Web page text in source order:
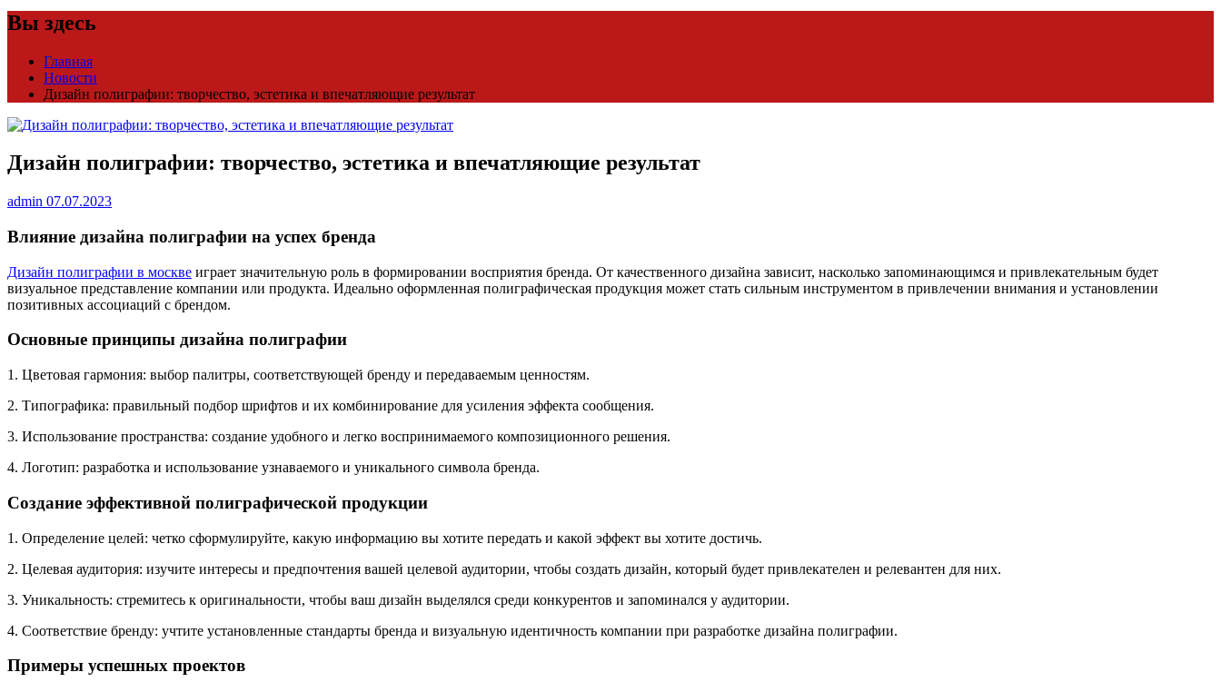
Вы здесь
Главная
Новости
Дизайн полиграфии: творчество, эстетика и впечатляющие результат
Дизайн полиграфии: творчество, эстетика и впечатляющие результат
admin 07.07.2023
Влияние дизайна полиграфии на успех бренда
Дизайн полиграфии в москве играет значительную роль в формировании восприятия бренда. От качественного дизайна зависит, насколько запоминающимся и привлекательным будет
визуальное представление компании или продукта. Идеально оформленная полиграфическая продукция может стать сильным инструментом в привлечении внимания и установлении
позитивных ассоциаций с брендом.
Основные принципы дизайна полиграфии
1. Цветовая гармония: выбор палитры, соответствующей бренду и передаваемым ценностям.
2. Типографика: правильный подбор шрифтов и их комбинирование для усиления эффекта сообщения.
3. Использование пространства: создание удобного и легко воспринимаемого композиционного решения.
4. Логотип: разработка и использование узнаваемого и уникального символа бренда.
Создание эффективной полиграфической продукции
1. Определение целей: четко сформулируйте, какую информацию вы хотите передать и какой эффект вы хотите достичь.
2. Целевая аудитория: изучите интересы и предпочтения вашей целевой аудитории, чтобы создать дизайн, который будет привлекателен и релевантен для них.
3. Уникальность: стремитесь к оригинальности, чтобы ваш дизайн выделялся среди конкурентов и запоминался у аудитории.
4. Соответствие бренду: учтите установленные стандарты бренда и визуальную идентичность компании при разработке дизайна полиграфии.
Примеры успешных проектов